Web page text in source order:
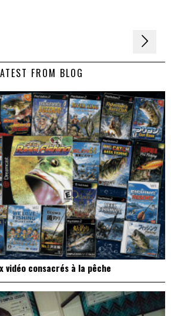
FROM BLOG
vidéo consacrés à la pêche